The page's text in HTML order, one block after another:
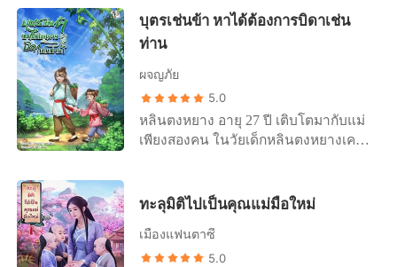
ของตัวเองหรือไม่ เราไปร่วมลุ้นหาคำ
ตอบไปด้วยกันค่ะ
ภพทุกชาติไป
ถามหา เหตุผล ว่าทำไม เนี่ยหลิงก็ไม่รู้
เช่นกัน หวังว่า มันจะดี
บุตรเช่นข้า หาได้ต้องการบิดาเช่น
ท่าน
ผจญภัย
5.0
หลินตงหยาง อายุ 27 ปี เติบโตมากับแม่
เพียงสองคน ในวัยเด็กหลินตงหยางเคยมี
พ่อกลับมาหย่าขาดกับแม่ทันทีที่ไป
ทำงานในเมืองหลวงได้เพียง 2 เดือน
ด้วยให้เหตุผลในการหย่าว่า แม่กับและ
เขาคือตัวถ่วงความเจริญในชีวิตพ่อ
ทะลุมิติไปเป็นคุณแม่มือใหม่
เมืองแฟนตาซี
5.0